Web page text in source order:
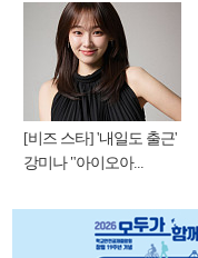
[비즈 스타] '내일도 출근'
강미나 "아이오아...